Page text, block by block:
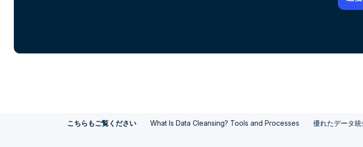
こちらもご覧ください What Is Data Cleansing? Tools and Processes 優れたデータ